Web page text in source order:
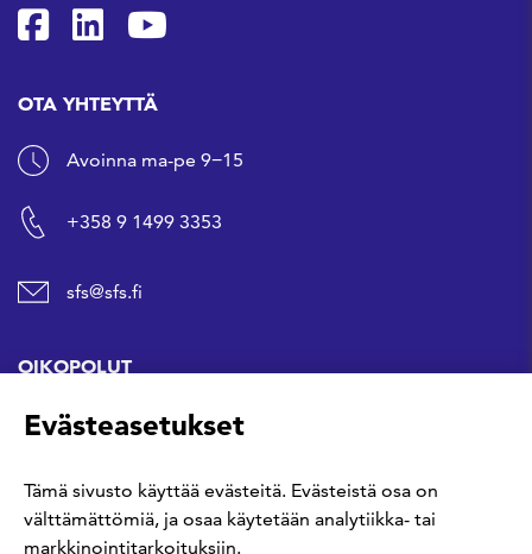
SFS Facebookissa
SFS Linkedinissä
SFS Youtubessa
OTA YHTEYTTÄ
Avoinna ma-pe 9−15
+358 9 1499 3353
sfs@sfs.fi
OIKOPOLUT
Hanki standardi
Kommentoi tekeillä olevia standardeja
Evästeasetukset
Tämä sivusto käyttää evästeitä. Evästeistä osa on
välttämättömiä, ja osaa käytetään analytiikka- tai
markkinointitarkoituksiin.